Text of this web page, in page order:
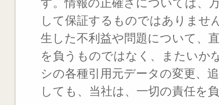
す。情報の正確さについては、
して保証するものではありませ
生した不利益や問題について、
を負うものではなく、またいか
シの各種引用元データの変更、
しても、当社は、一切の責任を